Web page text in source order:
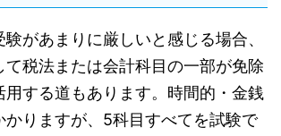
があまりに厳しいと感じる場合、
て税法または会計科目の一部が免除
用する道もあります。時間的・金銭
かりますが、5科目すべてを試験で